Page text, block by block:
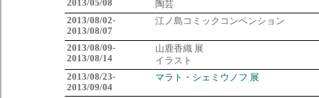
2013/05/08
陶芸
2013/08/02-
2013/08/07
江ノ島コミックコンベンション
2013/08/09-
2013/08/14
山鹿香織 展
イラスト
2013/08/23-
2013/09/04
マラト・シェミウノフ 展